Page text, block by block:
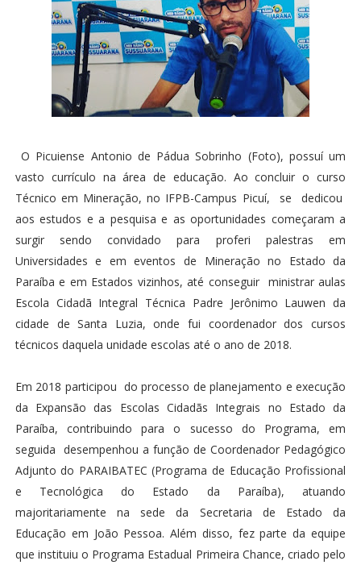
O Picuiense Antonio de Pádua Sobrinho (Foto), possuí um
vasto currículo na área de educação. Ao concluir o curso
Técnico em Mineração, no IFPB-Campus Picuí, se dedicou
aos estudos e a pesquisa e as oportunidades começaram a
surgir sendo convidado para proferi palestras em
Universidades e em eventos de Mineração no Estado da
Paraíba e em Estados vizinhos, até conseguir ministrar aulas
Escola Cidadã Integral Técnica Padre Jerônimo Lauwen da
cidade de Santa Luzia, onde fui coordenador dos cursos
técnicos daquela unidade escolas até o ano de 2018.
Em 2018 participou do processo de planejamento e execução
da Expansão das Escolas Cidadãs Integrais no Estado da
Paraíba, contribuindo para o sucesso do Programa, em
seguida desempenhou a função de Coordenador Pedagógico
Adjunto do PARAIBATEC (Programa de Educação Profissional
e Tecnológica do Estado da Paraíba), atuando
majoritariamente na sede da Secretaria de Estado da
Educação em João Pessoa. Além disso, fez parte da equipe
que instituiu o Programa Estadual Primeira Chance, criado pelo